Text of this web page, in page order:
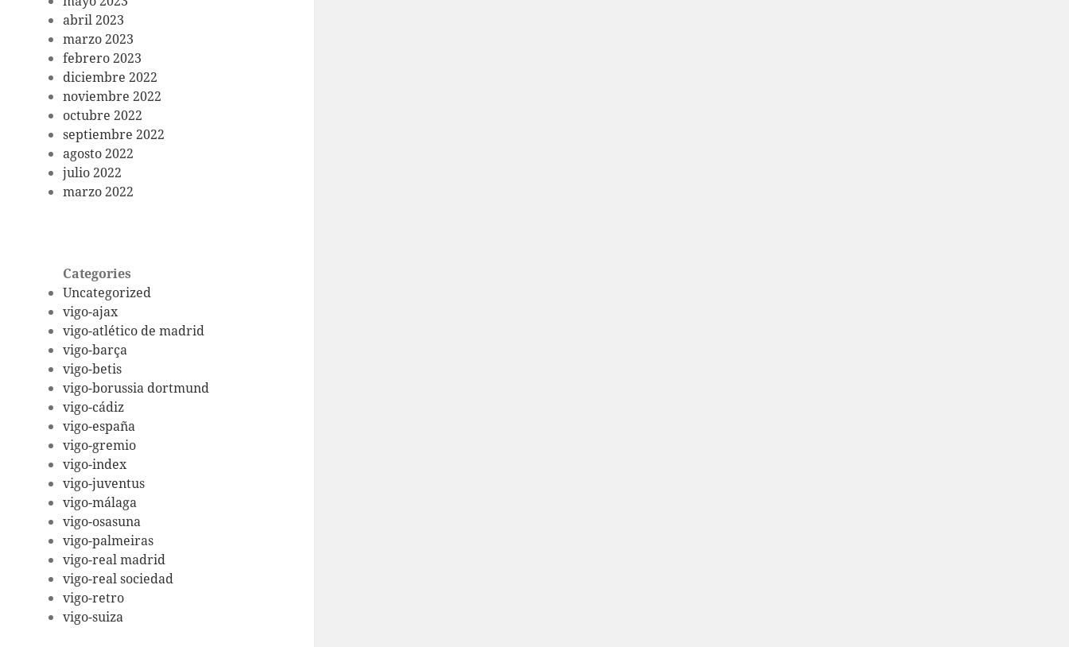
abril 2023
marzo 2023
febrero 2023
diciembre 2022
noviembre 2022
octubre 2022
septiembre 2022
agosto 2022
julio 2022
marzo 2022
Categories
Uncategorized
vigo-ajax
vigo-atlético de madrid
vigo-barça
vigo-betis
vigo-borussia dortmund
vigo-cádiz
vigo-españa
vigo-gremio
vigo-index
vigo-juventus
vigo-málaga
vigo-osasuna
vigo-palmeiras
vigo-real madrid
vigo-real sociedad
vigo-retro
vigo-suiza